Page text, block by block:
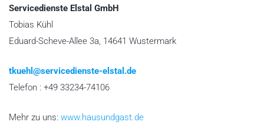
Servicedienste Elstal GmbH
Tobias Kühl
Eduard-Scheve-Allee 3a, 14641 Wustermark
tkuehl@servicedienste-elstal.de
Telefon : +49 33234-74106
Mehr zu uns: www.hausundgast.de